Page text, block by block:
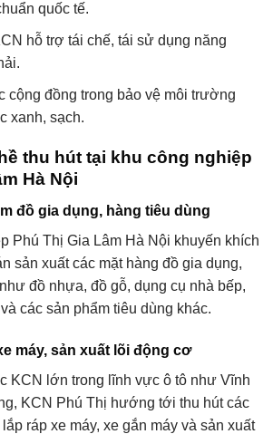
quốc tế.
hỗ trợ tái chế, tái sử dụng năng
cộng đồng trong bảo vệ môi trường
xanh, sạch.
thu hút tại khu công nghiệp
Hà Nội
đồ gia dụng, hàng tiêu dùng
Phú Thị Gia Lâm Hà Nội khuyến khích
sản xuất các mặt hàng đồ gia dụng,
đồ nhựa, đồ gỗ, dụng cụ nhà bếp,
các sản phẩm tiêu dùng khác.
máy, sản xuất lõi động cơ
KCN lớn trong lĩnh vực ô tô như Vĩnh
KCN Phú Thị hướng tới thu hút các
ráp xe máy, xe gắn máy và sản xuất